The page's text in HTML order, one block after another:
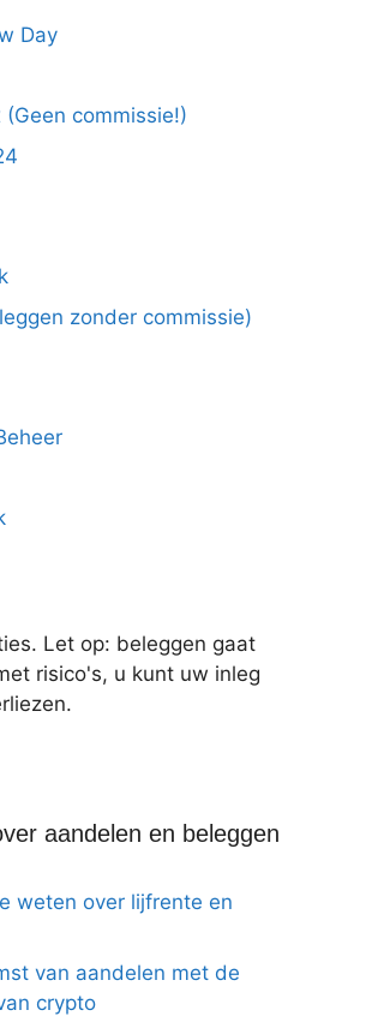
Day
(Geen commissie!)
zonder commissie)
Let op: beleggen gaat
risico's, u kunt uw inleg
aandelen en beleggen
weten over lijfrente en
van aandelen met de
crypto